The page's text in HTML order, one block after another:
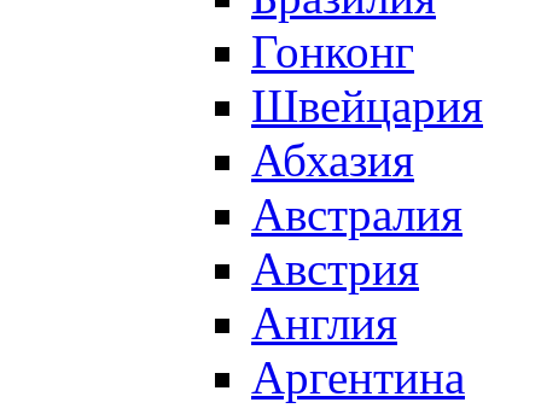
Гонконг
Швейцария
Абхазия
Австралия
Австрия
Англия
Аргентина